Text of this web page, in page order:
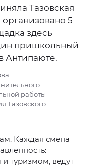
Тазовская
5
здесь
пришкольный
Антипаюте.
работы
Тазовского
Каждая смена
туризмом, ведут